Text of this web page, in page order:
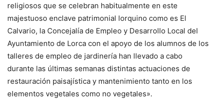
religiosos que se celebran habitualmente en este
majestuoso enclave patrimonial lorquino como es El
Calvario, la Concejalía de Empleo y Desarrollo Local del
Ayuntamiento de Lorca con el apoyo de los alumnos de los
talleres de empleo de jardinería han llevado a cabo
durante las últimas semanas distintas actuaciones de
restauración paisajística y mantenimiento tanto en los
elementos vegetales como no vegetales».